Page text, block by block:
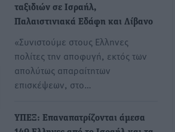
ταξιδιών σε Ισραήλ,
Παλαιστινιακά Εδάφη και Λίβανο
«Συνιστούμε στους Ελληνες
πολίτες την αποφυγή, εκτός των
απολύτως απαραίτητων
επισκέψεων, στο…
ΥΠΕΞ: Επαναπατρίζονται άμεσα